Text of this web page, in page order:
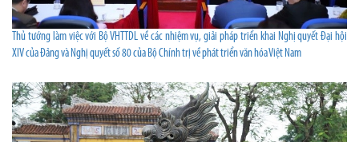
Thủ tướng làm việc với Bộ VHTTDL về các nhiệm vụ, giải pháp triển khai Nghị quyết Đại hội
XIV của Đảng và Nghị quyết số 80 của Bộ Chính trị về phát triển văn hóa Việt Nam